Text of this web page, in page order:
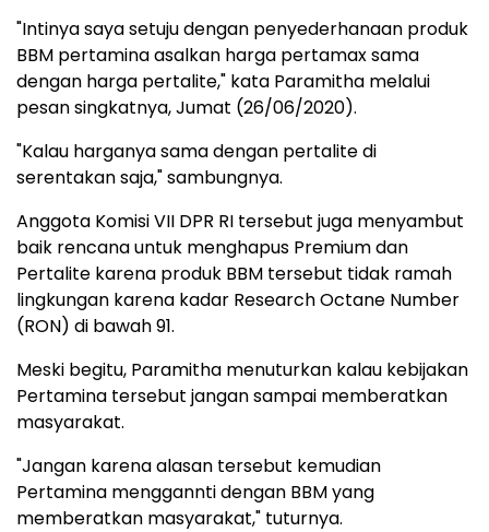
"Intinya saya setuju dengan penyederhanaan produk
BBM pertamina asalkan harga pertamax sama
dengan harga pertalite," kata Paramitha melalui
pesan singkatnya, Jumat (26/06/2020).
"Kalau harganya sama dengan pertalite di
serentakan saja," sambungnya.
Anggota Komisi VII DPR RI tersebut juga menyambut
baik rencana untuk menghapus Premium dan
Pertalite karena produk BBM tersebut tidak ramah
lingkungan karena kadar Research Octane Number
(RON) di bawah 91.
Meski begitu, Paramitha menuturkan kalau kebijakan
Pertamina tersebut jangan sampai memberatkan
masyarakat.
"Jangan karena alasan tersebut kemudian
Pertamina menggannti dengan BBM yang
memberatkan masyarakat," tuturnya.